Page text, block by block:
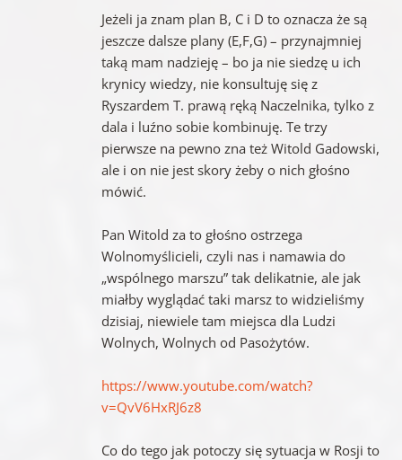
Jeżeli ja znam plan B, C i D to oznacza że są
jeszcze dalsze plany (E,F,G) – przynajmniej
taką mam nadzieję – bo ja nie siedzę u ich
krynicy wiedzy, nie konsultuję się z
Ryszardem T. prawą ręką Naczelnika, tylko z
dala i luźno sobie kombinuję. Te trzy
pierwsze na pewno zna też Witold Gadowski,
ale i on nie jest skory żeby o nich głośno
mówić.
Pan Witold za to głośno ostrzega
Wolnomyślicieli, czyli nas i namawia do
„wspólnego marszu” tak delikatnie, ale jak
miałby wyglądać taki marsz to widzieliśmy
dzisiaj, niewiele tam miejsca dla Ludzi
Wolnych, Wolnych od Pasożytów.
https://www.youtube.com/watch?
v=QvV6HxRJ6z8
Co do tego jak potoczy się sytuacja w Rosji to